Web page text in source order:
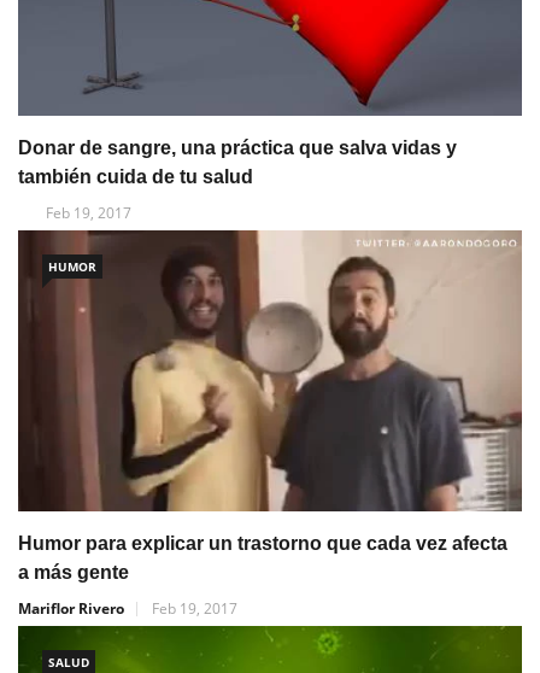
Donar de sangre, una práctica que salva vidas y
también cuida de tu salud
Feb 19, 2017
HUMOR
Humor para explicar un trastorno que cada vez afecta
a más gente
Mariflor Rivero
Feb 19, 2017
SALUD